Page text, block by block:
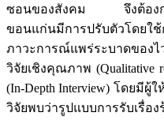
ซอนของสังคม จึงต้องกา
ขอนแก่นมีการปรับตัวโดยใช้
ภาวะการณ์แพร่ระบาดของ
วิจัยเชิงคุณภาพ (Qualitative
(In-Depth Interview) โดยมี
วิจัยพบว่ารูปแบบการรับเรื่อ